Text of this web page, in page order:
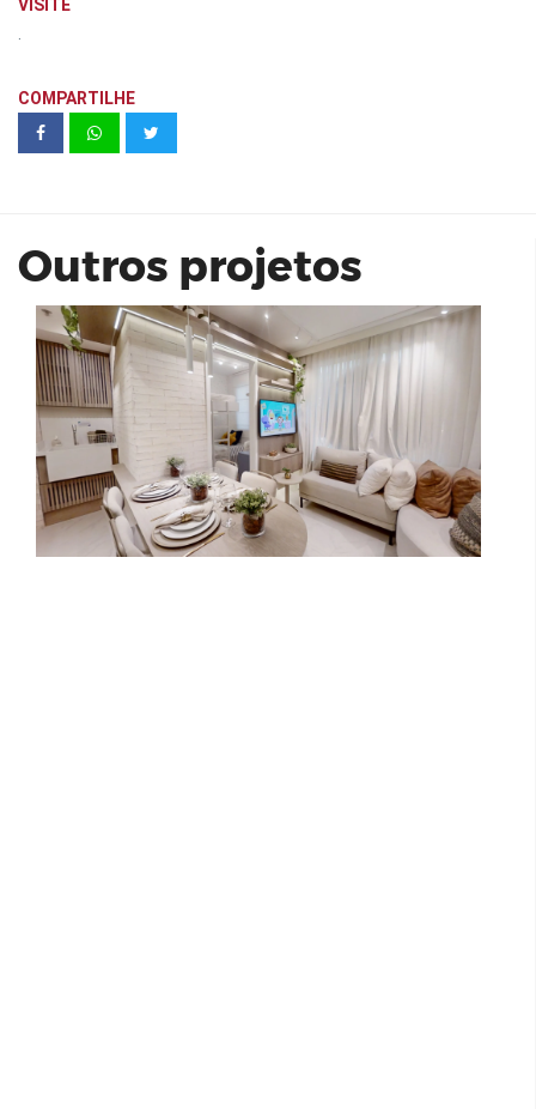
VISITE
COMPARTILHE
Outros projetos
Vivaz | Cantareira 3
Living Grand Exclusive Freguesia do Ó